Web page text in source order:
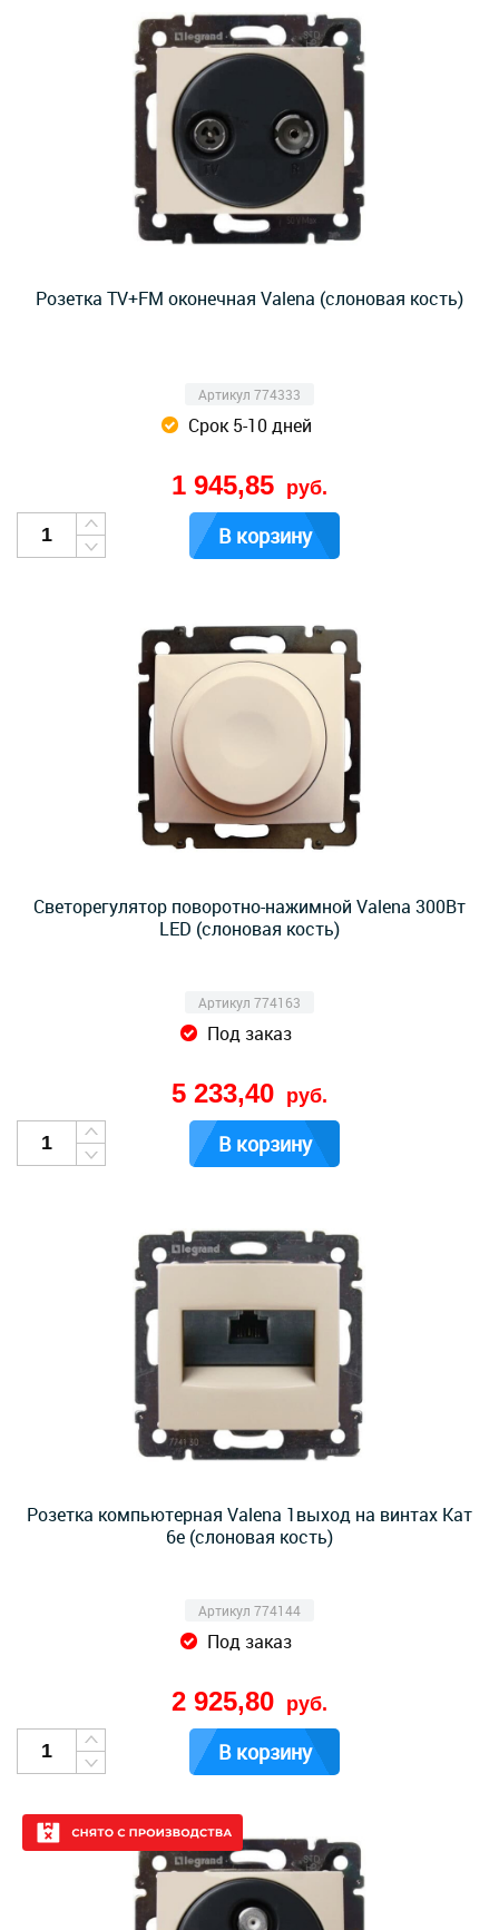
Розетка TV+FM оконечная Valena (слоновая кость)
Артикул 774333
Срок 5-10 дней
1 945,85 руб.
В корзину
Cветорегулятор поворотно-нажимной Valena 300Вт
LED (слоновая кость)
Артикул 774163
Под заказ
5 233,40 руб.
В корзину
Розетка компьютерная Valena 1выход на винтах Кат
6е (слоновая кость)
Артикул 774144
Под заказ
2 925,80 руб.
В корзину